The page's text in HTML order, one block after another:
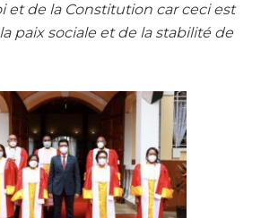
et de la Constitution car ceci est
paix sociale et de la stabilité de